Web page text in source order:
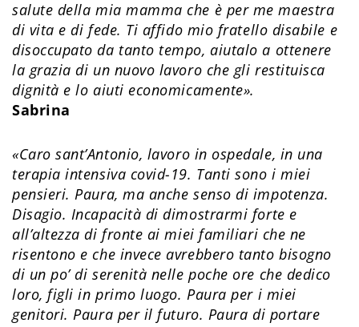
salute della mia mamma che è per me maestra
di vita e di fede. Ti affido mio fratello disabile e
disoccupato da tanto tempo, aiutalo a ottenere
la grazia di un nuovo lavoro che gli restituisca
dignità e lo aiuti economicamente​».
Sabrina
«Caro sant’Antonio, lavoro in ospedale, in una
terapia intensiva covid-19. Tanti sono i miei
pensieri. Paura, ma anche senso di impotenza.
Disagio. Incapacità di dimostrarmi forte e
all’altezza di fronte ai miei familiari che ne
risentono e che invece avrebbero tanto bisogno
di un po’ di serenità nelle poche ore che dedico
loro, figli in primo luogo. Paura per i miei
genitori. Paura per il futuro. Paura di portare